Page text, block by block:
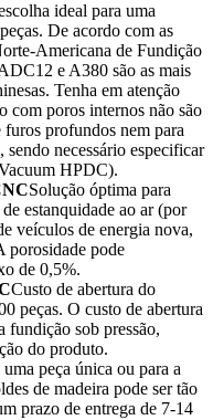
ideal para uma
De acordo com as
Americana de Fundição
e A380 são as mais
Tenha em atenção
com poros internos não são
furos profundos nem para
necessário especificar
HPDC).
Solução óptima para
estanquidade ao ar (por
veículos de energia nova,
porosidade pode
de 0,5%.
Custo de abertura do
peças. O custo de abertura
sob pressão,
do produto.
uma peça única ou para a
de madeira pode ser tão
prazo de entrega de 7-14